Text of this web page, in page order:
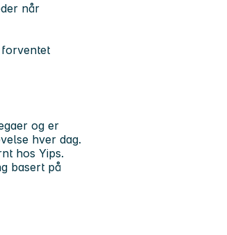
når
og er
hver dag.
hos Yips.
basert på